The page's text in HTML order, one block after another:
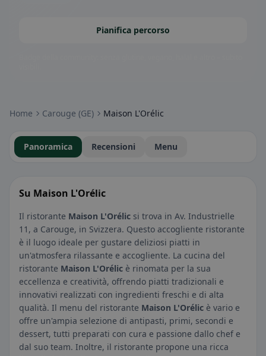
Pianifica percorso
Home Carouge (GE) Maison L'Orélic
Panoramica Recensioni Menu
Su Maison L'Orélic
Il ristorante Maison L'Orélic si trova in Av. Industrielle
11, a Carouge, in Svizzera. Questo accogliente ristorante
è il luogo ideale per gustare deliziosi piatti in
un'atmosfera rilassante e accogliente. La cucina del
ristorante Maison L'Orélic è rinomata per la sua
eccellenza e creatività, offrendo piatti tradizionali e
innovativi realizzati con ingredienti freschi e di alta
qualità. Il menu del ristorante Maison L'Orélic è vario e
offre un'ampia selezione di antipasti, primi, secondi e
dessert, tutti preparati con cura e passione dallo chef e
dal suo team. Inoltre, il ristorante propone una ricca